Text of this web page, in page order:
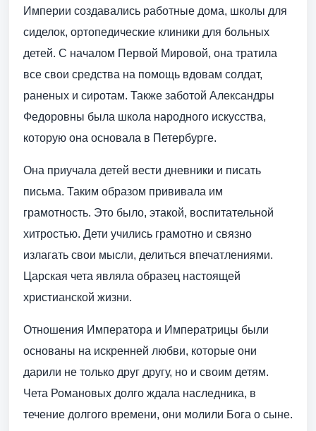
Империи создавались работные дома, школы для
сиделок, ортопедические клиники для больных
детей. С началом Первой Мировой, она тратила
все свои средства на помощь вдовам солдат,
раненых и сиротам. Также заботой Александры
Федоровны была школа народного искусства,
которую она основала в Петербурге.
Она приучала детей вести дневники и писать
письма. Таким образом прививала им
грамотность. Это было, этакой, воспитательной
хитростью. Дети учились грамотно и связно
излагать свои мысли, делиться впечатлениями.
Царская чета являла образец настоящей
христианской жизни.
Отношения Императора и Императрицы были
основаны на искренней любви, которые они
дарили не только друг другу, но и своим детям.
Чета Романовых долго ждала наследника, в
течение долгого времени, они молили Бога о сыне.